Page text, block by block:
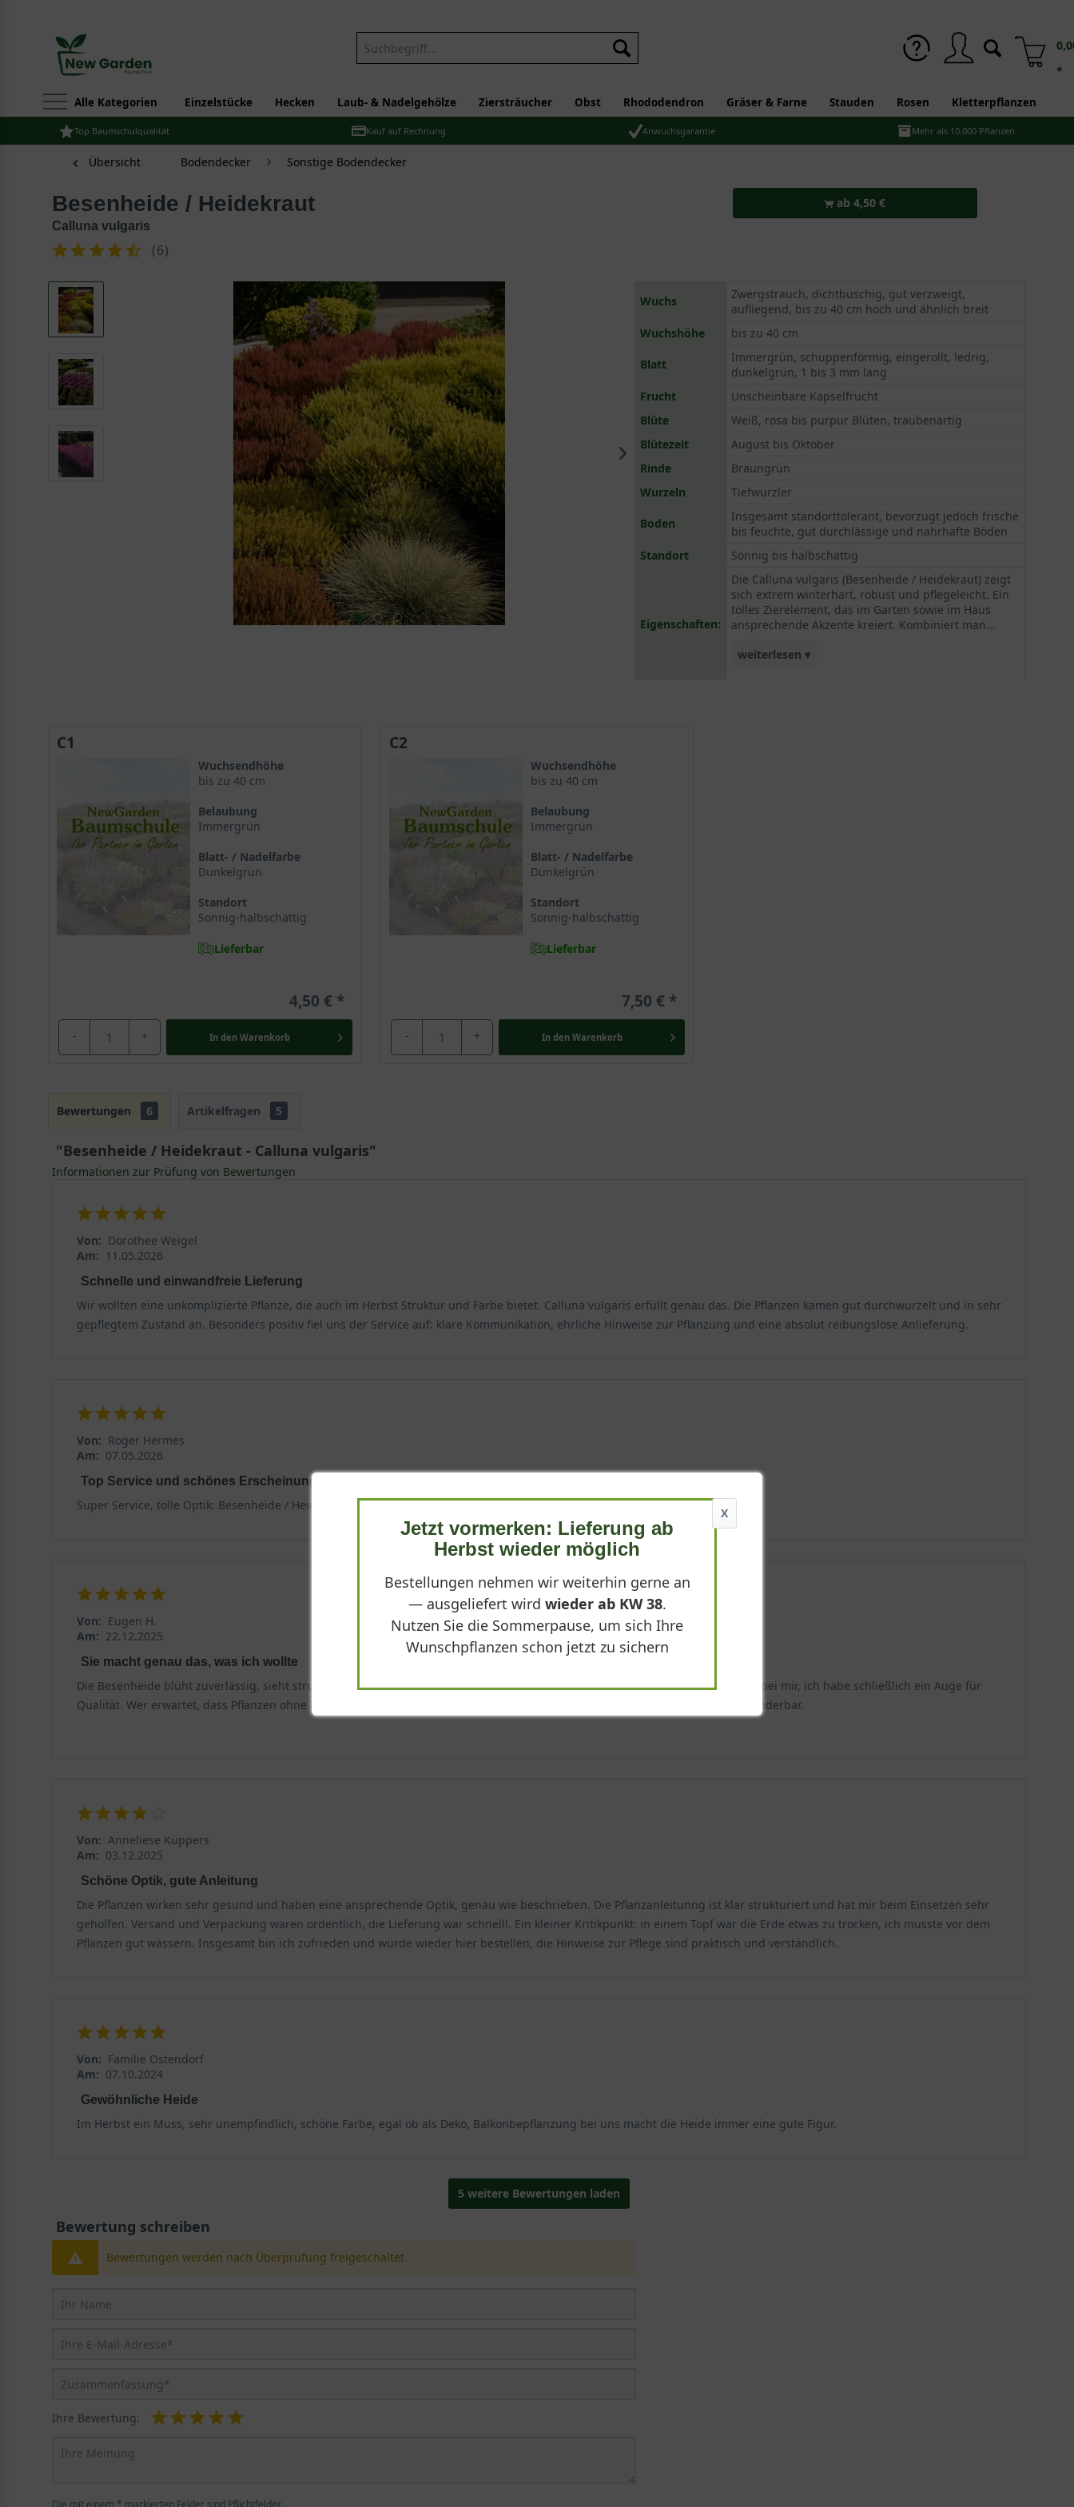
*
Alle Kategorien Einzelstücke Hecken Laub- & Nadelgehölze Ziersträucher Obst Rhododendron Gräser & Farne Stauden Rosen Kletterpflanzen
Top Baumschulqualität Kauf auf Rechnung Anwuchsgarantie Mehr als 10.000 Pflanzen
Übersicht Bodendecker Sonstige Bodendecker
Besenheide / Heidekraut
Calluna vulgaris
(6)
ab 4,50 €
Wuchs
Zwergstrauch, dichtbuschig, gut verzweigt,
aufliegend, bis zu 40 cm hoch und ähnlich breit
Wuchshöhe
bis zu 40 cm
Blatt
Immergrün, schuppenförmig, eingerollt, ledrig,
dunkelgrün, 1 bis 3 mm lang
Frucht
Unscheinbare Kapselfrucht
Blüte
Weiß, rosa bis purpur Blüten, traubenartig
Blütezeit
August bis Oktober
Rinde
Braungrün
Wurzeln
Tiefwurzler
Boden
Insgesamt standorttolerant, bevorzugt jedoch frische
bis feuchte, gut durchlässige und nahrhafte Böden
Standort
Sonnig bis halbschattig
Eigenschaften:
Die Calluna vulgaris (Besenheide / Heidekraut) zeigt
sich extrem winterhart, robust und pflegeleicht. Ein
tolles Zierelement, das im Garten sowie im Haus
ansprechende Akzente kreiert. Kombiniert man...
weiterlesen ▾
C1
Wuchsendhöhe
bis zu 40 cm
Belaubung
Immergrün
Blatt- / Nadelfarbe
Dunkelgrün
Standort
Sonnig-halbschattig
Lieferbar
4,50 €
- + In den Warenkorb
C2
Wuchsendhöhe
bis zu 40 cm
Belaubung
Immergrün
Blatt- / Nadelfarbe
Dunkelgrün
Standort
Sonnig-halbschattig
Lieferbar
7,50 €
- + In den Warenkorb
Bewertungen 6 Artikelfragen 5
"Besenheide / Heidekraut - Calluna vulgaris"
Informationen zur Prüfung von Bewertungen
Von: Dorothee Weigel
Am: 11.05.2026
Schnelle und einwandfreie Lieferung
Wir wollten eine unkomplizierte Pflanze, die auch im Herbst Struktur und Farbe bietet. Calluna vulgaris erfüllt genau das. Die Pflanzen kamen gut durchwurzelt und in sehr
gepflegtem Zustand an. Besonders positiv fiel uns der Service auf: klare Kommunikation, ehrliche Hinweise zur Pflanzung und eine absolut reibungslose Anlieferung.
Von: Roger Hermes
Am: 07.05.2026
Top Service und schönes Erscheinungsbild
Super Service, tolle Optik: Besenheide / Heidekraut / Calluna vulgaris blüht prächtig.
Von: Eugen H.
Am: 22.12.2025
Sie macht genau das, was ich wollte
Die Besenheide blüht zuverlässig, sieht strukturiert aus und fügt sich in mein Beet ein, wie geplant. Natürlich funktioniert das bei mir, ich habe schließlich ein Auge für
Qualität. Wer erwartet, dass Pflanzen ohne Konzept gut aussehen, wird hier vielleicht enttäuscht. Mit meinem Plan klappt’s wunderbar.
Von: Anneliese Küppers
Am: 03.12.2025
Schöne Optik, gute Anleitung
Die Pflanzen wirken sehr gesund und haben eine ansprechende Optik, genau wie beschrieben. Die Pflanzanleitunng ist klar strukturiert und hat mir beim Einsetzen sehr
geholfen. Versand und Verpackung waren ordentlich, die Lieferung war schnelll. Ein kleiner Kritikpunkt: in einem Topf war die Erde etwas zu trocken, ich musste vor dem
Pflanzen gut wässern. Insgesamt bin ich zufrieden und würde wieder hier bestellen, die Hinweise zur Pflege sind praktisch und verständlich.
Von: Familie Ostendorf
Am: 07.10.2024
Gewöhnliche Heide
Im Herbst ein Muss, sehr unempfindlich, schöne Farbe, egal ob als Deko, Balkonbepflanzung bei uns macht die Heide immer eine gute Figur.
5 weitere Bewertungen laden
Bewertung schreiben
Bewertungen werden nach Überprüfung freigeschaltet.
Ihre Bewertung:
Die mit einem * markierten Felder sind Pflichtfelder.
X
Jetzt vormerken: Lieferung ab
Herbst wieder möglich
Bestellungen nehmen wir weiterhin gerne an
— ausgeliefert wird wieder ab KW 38.
Nutzen Sie die Sommerpause, um sich Ihre
Wunschpflanzen schon jetzt zu sichern